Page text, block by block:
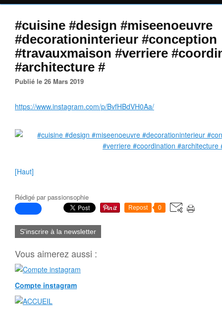
#cuisine #design #miseenoeuvre
#decorationinterieur #conception
#travauxmaison #verriere
#architecture #
Publié le 26 Mars 2019
https://www.instagram.com/p/BvfHBdVH0Aa/
[Haut]
Rédigé parpassionsophie
Repost 0
S'inscrire à la newsletter
Vous aimerez aussi :
Compte instagram